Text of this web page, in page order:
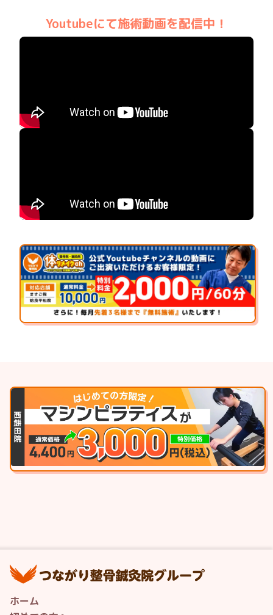
Youtubeにて施術動画を配信中！
ホーム